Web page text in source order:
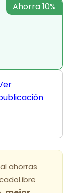
Ahorra 10%
ahorras